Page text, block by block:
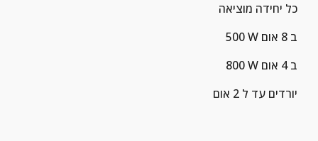
כל יחידה מוציאה
500 W ב 8 אום
800 W ב 4 אום
יורדים עד ל 2 אום